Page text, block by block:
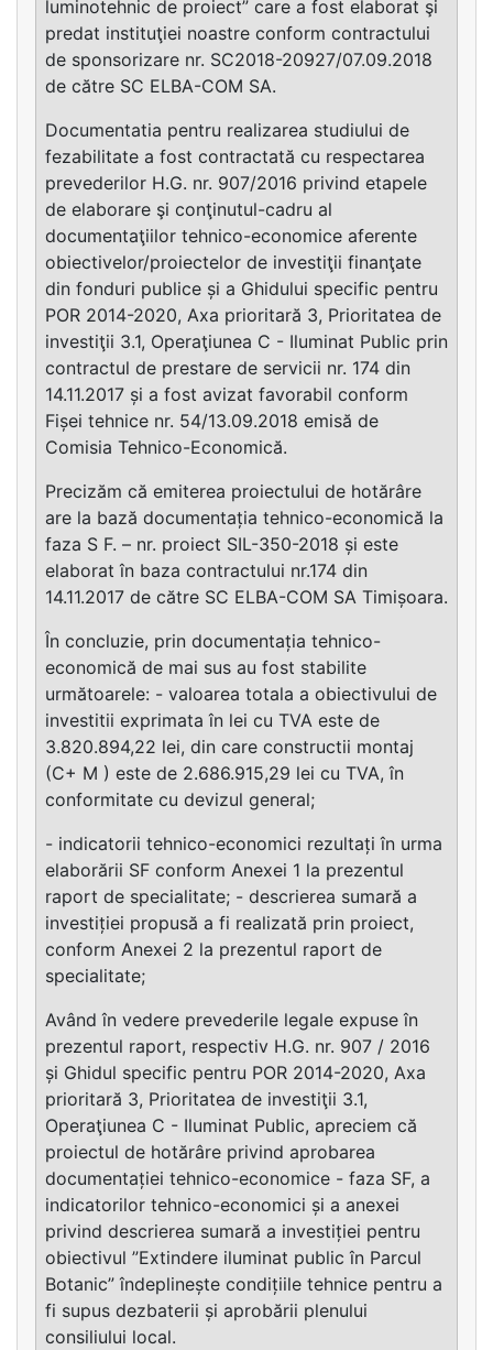
luminotehnic de proiect” care a fost elaborat şi
predat instituţiei noastre conform contractului
de sponsorizare nr. SC2018-20927/07.09.2018
de către SC ELBA-COM SA.
Documentatia pentru realizarea studiului de
fezabilitate a fost contractată cu respectarea
prevederilor H.G. nr. 907/2016 privind etapele
de elaborare şi conţinutul-cadru al
documentaţiilor tehnico-economice aferente
obiectivelor/proiectelor de investiţii finanţate
din fonduri publice și a Ghidului specific pentru
POR 2014-2020, Axa prioritară 3, Prioritatea de
investiţii 3.1, Operaţiunea C - Iluminat Public prin
contractul de prestare de servicii nr. 174 din
14.11.2017 și a fost avizat favorabil conform
Fișei tehnice nr. 54/13.09.2018 emisă de
Comisia Tehnico-Economică.
Precizăm că emiterea proiectului de hotărâre
are la bază documentația tehnico-economică la
faza S F. – nr. proiect SIL-350-2018 și este
elaborat în baza contractului nr.174 din
14.11.2017 de către SC ELBA-COM SA Timișoara.
În concluzie, prin documentația tehnico-
economică de mai sus au fost stabilite
următoarele: - valoarea totala a obiectivului de
investitii exprimata în lei cu TVA este de
3.820.894,22 lei, din care constructii montaj
(C+ M ) este de 2.686.915,29 lei cu TVA, în
conformitate cu devizul general;
- indicatorii tehnico-economici rezultați în urma
elaborării SF conform Anexei 1 la prezentul
raport de specialitate; - descrierea sumară a
investiției propusă a fi realizată prin proiect,
conform Anexei 2 la prezentul raport de
specialitate;
Având în vedere prevederile legale expuse în
prezentul raport, respectiv H.G. nr. 907 / 2016
și Ghidul specific pentru POR 2014-2020, Axa
prioritară 3, Prioritatea de investiţii 3.1,
Operaţiunea C - Iluminat Public, apreciem că
proiectul de hotărâre privind aprobarea
documentației tehnico-economice - faza SF, a
indicatorilor tehnico-economici și a anexei
privind descrierea sumară a investiției pentru
obiectivul ”Extindere iluminat public în Parcul
Botanic” îndeplinește condițiile tehnice pentru a
fi supus dezbaterii și aprobării plenului
consiliului local.